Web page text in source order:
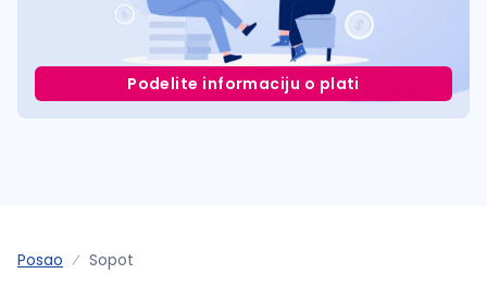
Podelite informaciju o plati
Posao Sopot